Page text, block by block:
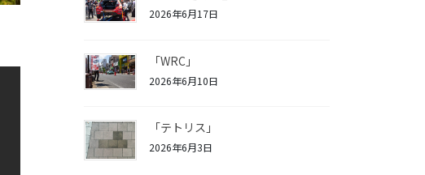
2026年6月17日
「WRC」
2026年6月10日
「テトリス」
2026年6月3日